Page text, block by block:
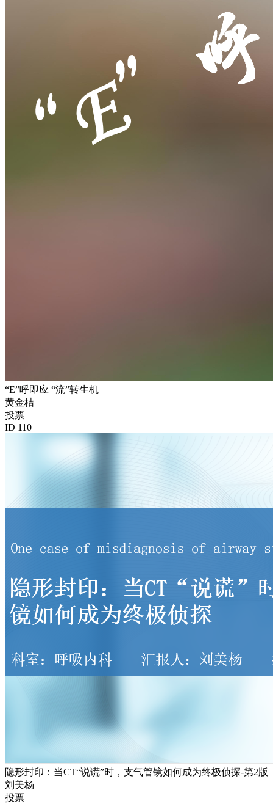
“E”呼即应 “流”转生机
黄金桔
投票
ID 110
隐形封印：当CT“说谎”时，支气管镜如何成为终极侦探-第2版
刘美杨
投票